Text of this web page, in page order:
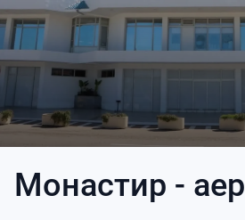
Монастир -